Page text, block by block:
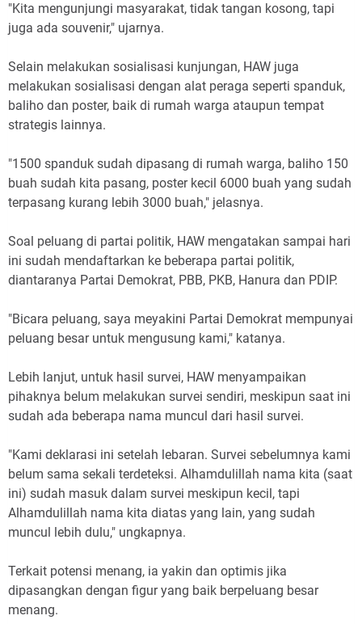
"Kita mengunjungi masyarakat, tidak tangan kosong, tapi
juga ada souvenir," ujarnya.
Selain melakukan sosialisasi kunjungan, HAW juga
melakukan sosialisasi dengan alat peraga seperti spanduk,
baliho dan poster, baik di rumah warga ataupun tempat
strategis lainnya.
"1500 spanduk sudah dipasang di rumah warga, baliho 150
buah sudah kita pasang, poster kecil 6000 buah yang sudah
terpasang kurang lebih 3000 buah," jelasnya.
Soal peluang di partai politik, HAW mengatakan sampai hari
ini sudah mendaftarkan ke beberapa partai politik,
diantaranya Partai Demokrat, PBB, PKB, Hanura dan PDIP.
"Bicara peluang, saya meyakini Partai Demokrat mempunyai
peluang besar untuk mengusung kami," katanya.
Lebih lanjut, untuk hasil survei, HAW menyampaikan
pihaknya belum melakukan survei sendiri, meskipun saat ini
sudah ada beberapa nama muncul dari hasil survei.
"Kami deklarasi ini setelah lebaran. Survei sebelumnya kami
belum sama sekali terdeteksi. Alhamdulillah nama kita (saat
ini) sudah masuk dalam survei meskipun kecil, tapi
Alhamdulillah nama kita diatas yang lain, yang sudah
muncul lebih dulu," ungkapnya.
Terkait potensi menang, ia yakin dan optimis jika
dipasangkan dengan figur yang baik berpeluang besar
menang.